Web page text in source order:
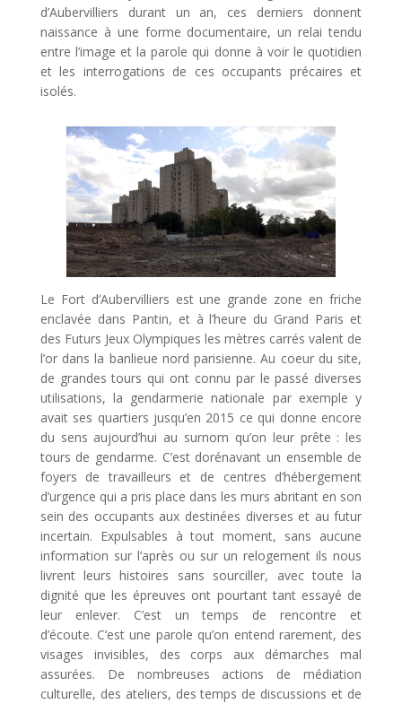
d’Aubervilliers durant un an, ces derniers donnent
naissance à une forme documentaire, un relai tendu
entre l’image et la parole qui donne à voir le quotidien
et les interrogations de ces occupants précaires et
isolés.
Le Fort d’Aubervilliers est une grande zone en friche
enclavée dans Pantin, et à l’heure du Grand Paris et
des Futurs Jeux Olympiques les mètres carrés valent de
l’or dans la banlieue nord parisienne. Au coeur du site,
de grandes tours qui ont connu par le passé diverses
utilisations, la gendarmerie nationale par exemple y
avait ses quartiers jusqu’en 2015 ce qui donne encore
du sens aujourd’hui au surnom qu’on leur prête : les
tours de gendarme. C’est dorénavant un ensemble de
foyers de travailleurs et de centres d’hébergement
d’urgence qui a pris place dans les murs abritant en son
sein des occupants aux destinées diverses et au futur
incertain. Expulsables à tout moment, sans aucune
information sur l’après ou sur un relogement ils nous
livrent leurs histoires sans sourciller, avec toute la
dignité que les épreuves ont pourtant tant essayé de
leur enlever. C’est un temps de rencontre et
d’écoute. C’est une parole qu’on entend rarement, des
visages invisibles, des corps aux démarches mal
assurées. De nombreuses actions de médiation
culturelle, des ateliers, des temps de discussions et de